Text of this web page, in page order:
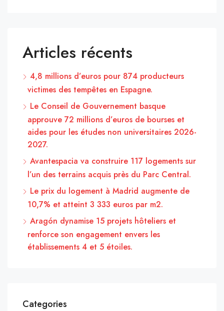
Articles récents
4,8 millions d’euros pour 874 producteurs
victimes des tempêtes en Espagne.
Le Conseil de Gouvernement basque
approuve 72 millions d’euros de bourses et
aides pour les études non universitaires 2026-
2027.
Avantespacia va construire 117 logements sur
l’un des terrains acquis près du Parc Central.
Le prix du logement à Madrid augmente de
10,7% et atteint 3 333 euros par m2.
Aragón dynamise 15 projets hôteliers et
renforce son engagement envers les
établissements 4 et 5 étoiles.
Categories